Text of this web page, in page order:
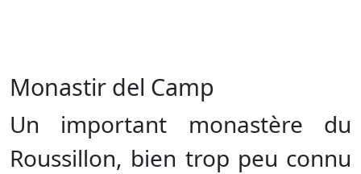
Monastir del Camp
Un important monastère du
Roussillon, bien trop peu connu